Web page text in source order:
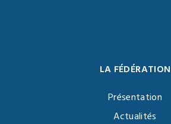
LA FÉDÉRATION
Présentation
Actualités